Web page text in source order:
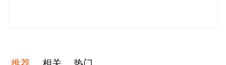
推荐 相关
热门